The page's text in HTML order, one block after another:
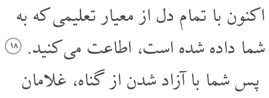
اکنون با تمام دل از معیار تعلیمی که به
شما داده شده است، اطاعت می کنید.
۱۸
پس شما با آزاد شدن از گناه، غلامان